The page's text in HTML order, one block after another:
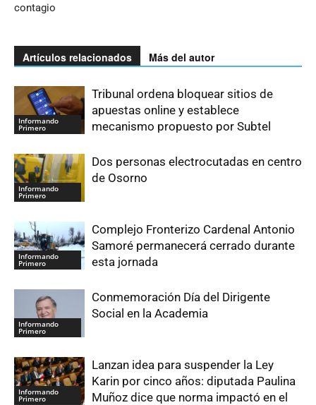
contagio
Artículos relacionados Más del autor
Informando
Primero
Tribunal ordena bloquear sitios de
apuestas online y establece
mecanismo propuesto por Subtel
Informando
Primero
Dos personas electrocutadas en centro
de Osorno
Informando
Primero
Complejo Fronterizo Cardenal Antonio
Samoré permanecerá cerrado durante
esta jornada
Informando
Primero
Conmemoración Día del Dirigente
Social en la Academia
Informando
Primero
Lanzan idea para suspender la Ley
Karin por cinco años: diputada Paulina
Muñoz dice que norma impactó en el